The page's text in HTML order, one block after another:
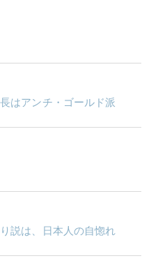
はアンチ・ゴールド派
説は、日本人の自惚れ